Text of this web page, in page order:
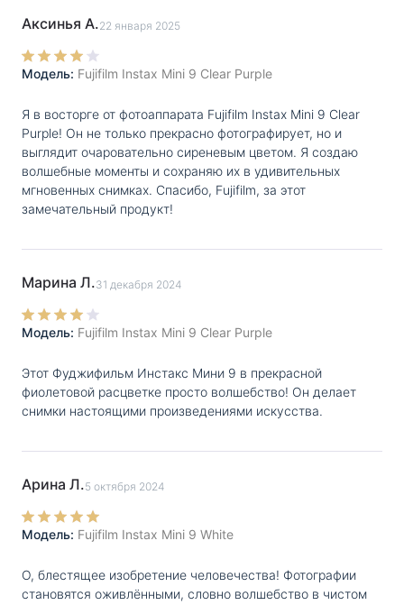
Подзарядка не требуется – фотоаппарат получает
питание от батареек АА. Одного комплекта хватает на
100 кадров, что соответствует 10 стандартным
картриджам с пленкой.
Аксинья А.22 января 2025
Модель: Fujifilm Instax Mini 9 Clear Purple
Я в восторге от фотоаппарата Fujifilm Instax Mini 9 Clear
Purple! Он не только прекрасно фотографирует, но и
выглядит очаровательно сиреневым цветом. Я создаю
волшебные моменты и сохраняю их в удивительных
мгновенных снимках. Спасибо, Fujifilm, за этот
замечательный продукт!
Марина Л.31 декабря 2024
Модель: Fujifilm Instax Mini 9 Clear Purple
Этот Фуджифильм Инстакс Мини 9 в прекрасной
фиолетовой расцветке просто волшебство! Он делает
снимки настоящими произведениями искусства.
Арина Л.5 октября 2024
Модель: Fujifilm Instax Mini 9 White
О, блестящее изобретение человечества! Фотографии
становятся оживлёнными, словно волшебство в чистом